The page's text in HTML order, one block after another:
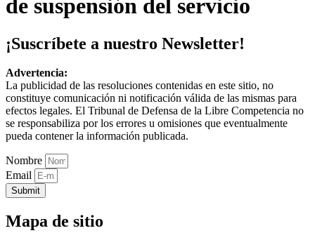
de suspensión del servicio
¡Suscríbete a nuestro Newsletter!
Advertencia:
La publicidad de las resoluciones contenidas en este sitio, no
constituye comunicación ni notificación válida de las mismas para
efectos legales. El Tribunal de Defensa de la Libre Competencia no
se responsabiliza por los errores u omisiones que eventualmente
pueda contener la información publicada.
Nombre
Email
Submit
Mapa de sitio